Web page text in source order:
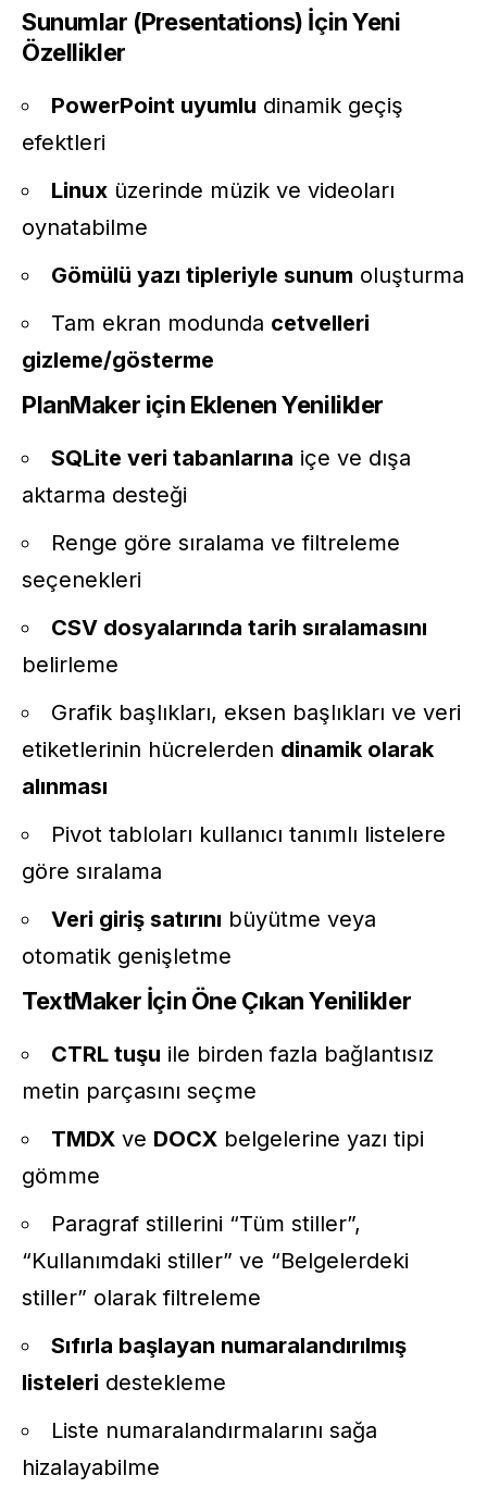
Sunumlar (Presentations) İçin Yeni
Özellikler
PowerPoint uyumlu dinamik geçiş
efektleri
Linux üzerinde müzik ve videoları
oynatabilme
Gömülü yazı tipleriyle sunum oluşturma
Tam ekran modunda cetvelleri
gizleme/gösterme
PlanMaker için Eklenen Yenilikler
SQLite veri tabanlarına içe ve dışa
aktarma desteği
Renge göre sıralama ve filtreleme
seçenekleri
CSV dosyalarında tarih sıralamasını
belirleme
Grafik başlıkları, eksen başlıkları ve veri
etiketlerinin hücrelerden dinamik olarak
alınması
Pivot tabloları kullanıcı tanımlı listelere
göre sıralama
Veri giriş satırını büyütme veya
otomatik genişletme
TextMaker İçin Öne Çıkan Yenilikler
CTRL tuşu ile birden fazla bağlantısız
metin parçasını seçme
TMDX ve DOCX belgelerine yazı tipi
gömme
Paragraf stillerini “Tüm stiller”,
“Kullanımdaki stiller” ve “Belgelerdeki
stiller” olarak filtreleme
Sıfırla başlayan numaralandırılmış
listeleri destekleme
Liste numaralandırmalarını sağa
hizalayabilme